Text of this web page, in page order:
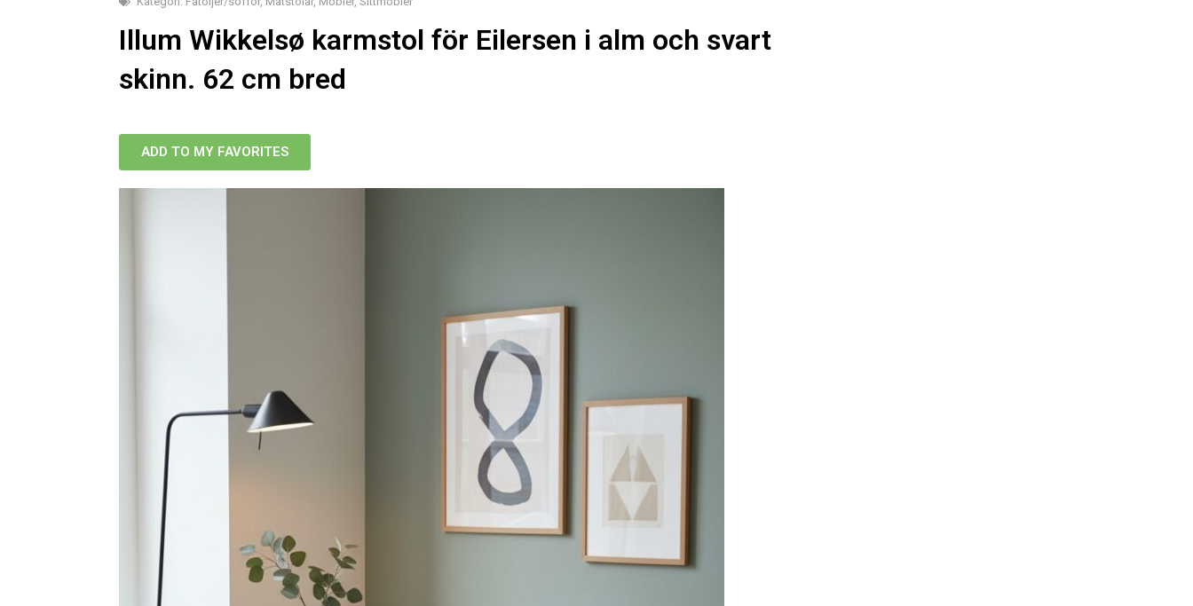
Illum Wikkelsø karmstol för Eilersen i alm och svart
skinn. 62 cm bred
ADD TO MY FAVORITES